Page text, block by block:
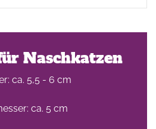
Naschkatzen
ca. 5,5 - 6 cm
ca. 5 cm